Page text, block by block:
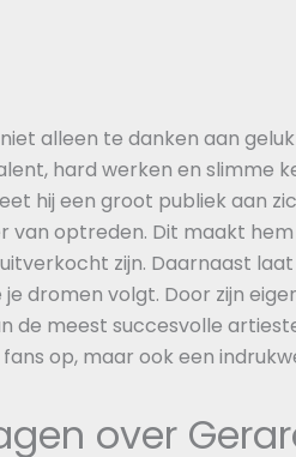
alleen te danken aan
hard werken en slimme
hij een groot publiek aan
van optreden. Dit maakt
zijn. Daarnaast
dromen volgt. Door zijn
de meest succesvolle
op, maar ook een
over